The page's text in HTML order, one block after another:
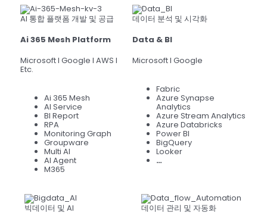
AI 통합 플랫폼 개발 및 공급
Ai 365 Mesh Platform
Microsoft l Google l AWS l
Etc.
Ai 365 Mesh
AI Service
BI Report
RPA
Monitoring Graph
Groupware
Multi AI
AI Agent
M365
데이터 분석 및 시각화
Data & BI
Microsoft l Google
Fabric
Azure Synapse
Analytics
Azure Stream Analytics
Azure Databricks
Power BI
BigQuery
Looker
…
빅데이터 및 AI
데이터 관리 및 자동화